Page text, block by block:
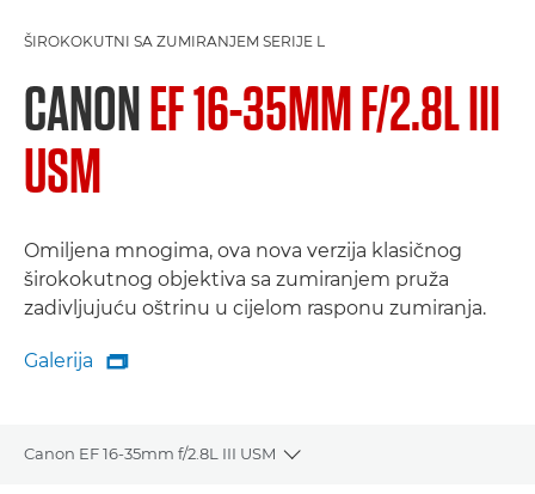
ŠIROKOKUTNI SA ZUMIRANJEM SERIJE L
CANONEF 16-35MM F/2.8L III
USM
Omiljena mnogima, ova nova verzija klasičnog
širokokutnog objektiva sa zumiranjem pruža
zadivljujuću oštrinu u cijelom rasponu zumiranja.
Galerija
Galerija

Canon EF 16-35mm f/2.8L III USM
Toggle breadcrumbs